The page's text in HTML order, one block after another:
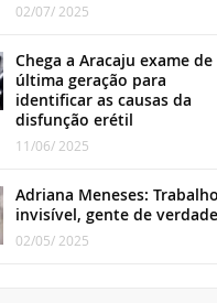
02/07/ 2025
Chega a Aracaju exame de
última geração para
identificar as causas da
disfunção erétil
11/06/ 2025
Adriana Meneses: Trabalho
invisível, gente de verdade
02/05/ 2025